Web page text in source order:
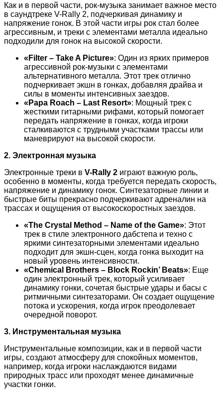
Как и в первой части, рок-музыка занимает важное место
в саундтреке V-Rally 2, подчеркивая динамику и
напряжение гонок. В этой части игры рок стал более
агрессивным, и треки с элементами металла идеально
подходили для гонок на высокой скорости.
«Filter – Take A Picture»: Один из ярких примеров
агрессивной рок-музыки с элементами
альтернативного металла. Этот трек отлично
подчеркивает экшн в гонках, добавляя драйва и
силы в моменты интенсивных заездов.
«Papa Roach – Last Resort»: Мощный трек с
жесткими гитарными рифами, который помогает
передать напряжение в гонках, когда игроки
сталкиваются с трудными участками трассы или
маневрируют на высокой скорости.
2. Электронная музыка
Электронные треки в V-Rally 2 играют важную роль,
особенно в моменты, когда требуется передать скорость,
напряжение и динамику гонок. Синтезаторные линии и
быстрые биты прекрасно подчеркивают адреналин на
трассах и ощущения от высокоскоростных заездов.
«The Crystal Method – Name of the Game»: Этот
трек в стиле электронного дабстепа и техно с
яркими синтезаторными элементами идеально
подходит для экшн-сцен, когда гонка выходит на
новый уровень интенсивности.
«Chemical Brothers – Block Rockin’ Beats»: Еще
один электронный трек, который усиливает
динамику гонки, сочетая быстрые удары и басы с
ритмичными синтезаторами. Он создает ощущение
потока и ускорения, когда игрок преодолевает
очередной поворот.
3. Инструментальная музыка
Инструментальные композиции, как и в первой части
игры, создают атмосферу для спокойных моментов,
например, когда игроки наслаждаются видами
природных трасс или проходят менее динамичные
участки гонки.